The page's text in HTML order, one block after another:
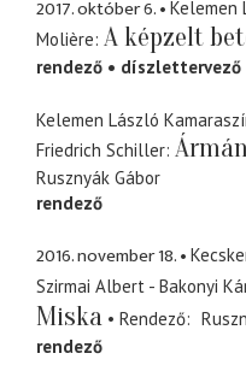
2017. október 6.
Kelemen
Molière A képzelt
rendező
díszlettervező
Kelemen László
Friedrich Schiller
Rusznyák Gábor
rendező
2016. november 18.
Szirmai Albert - Bakonyi
Miska
Rendező
rendező